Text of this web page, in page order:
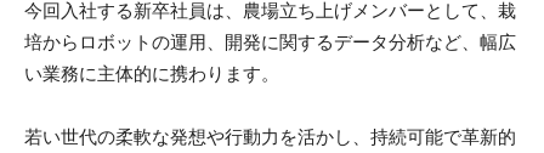
今回入社する新卒社員は、農場立ち上げメンバーとして、栽
培からロボットの運用、開発に関するデータ分析など、幅広
い業務に主体的に携わります。
若い世代の柔軟な発想や行動力を活かし、持続可能で革新的